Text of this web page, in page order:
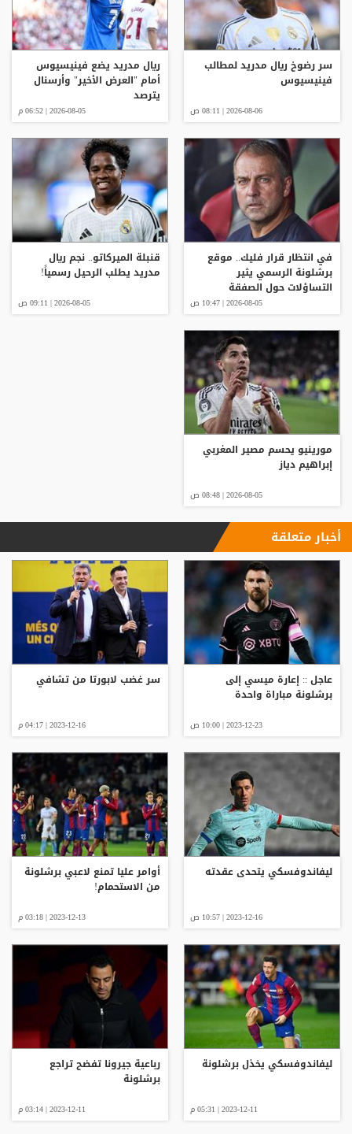
سر رضوخ ريال مدريد لمطالب
فينيسيوس
2026-08-06 | 08:11 ص
ريال مدريد يضع فينيسيوس
أمام "العرض الأخير" وأرسنال
يترصد
2026-08-05 | 06:52 م
في انتظار قرار فليك.. موقع
برشلونة الرسمي يثير
التساؤلات حول الصفقة
2026-08-05 | 10:47 ص
قنبلة الميركاتو.. نجم ريال
مدريد يطلب الرحيل رسمياً!
2026-08-05 | 09:11 ص
مورينيو يحسم مصير المغربي
إبراهيم دياز
2026-08-05 | 08:48 ص
أخبار متعلقة
عاجل :: إعارة ميسي إلى
برشلونة مباراة واحدة
2023-12-23 | 10:00 ص
سر غضب لابورتا من تشافي
2023-12-16 | 04:17 م
ليفاندوفسكي يتحدى عقدته
2023-12-16 | 10:57 ص
أوامر عليا تمنع لاعبي برشلونة
من الاستحمام!
2023-12-13 | 03:18 م
ليفاندوفسكي يخذل برشلونة
2023-12-11 | 05:31 م
رباعية جيرونا تفضح تراجع
برشلونة
2023-12-11 | 03:14 م